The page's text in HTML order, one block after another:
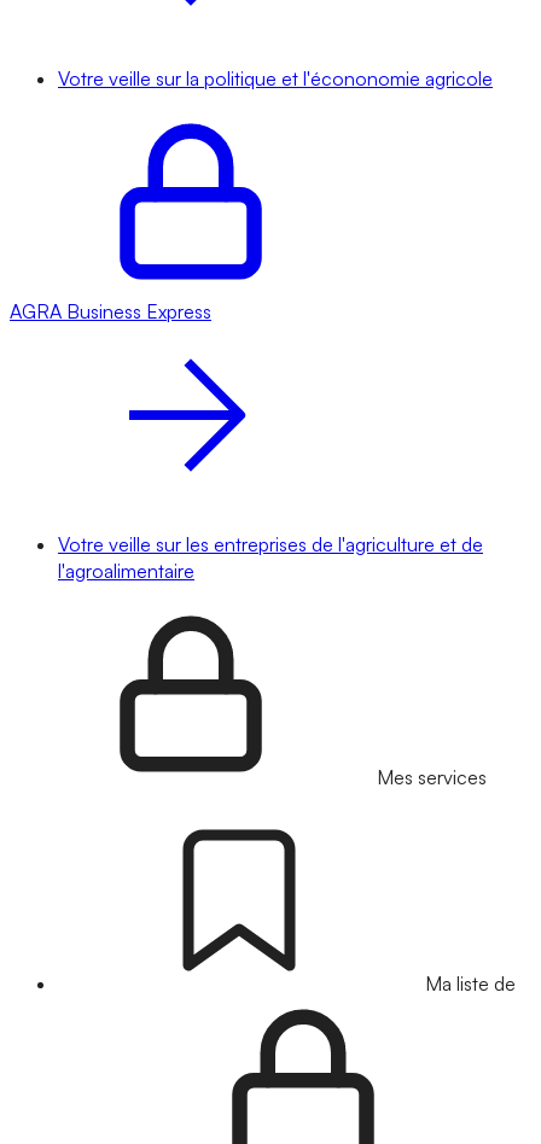
Votre veille sur la politique et l'écononomie agricole
AGRA Business Express
Votre veille sur les entreprises de l'agriculture et de
l'agroalimentaire
Mes services
Ma liste de